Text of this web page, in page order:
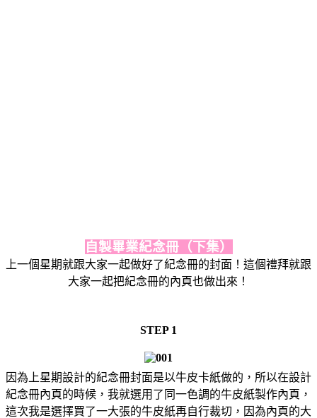
自製畢業紀念冊（下集）
上一個星期就跟大家一起做好了紀念冊的封面！這個禮拜就跟
大家一起把紀念冊的內頁也做出來！
STEP 1
因為上星期設計的紀念冊封面是以牛皮卡紙做的，所以在設計
紀念冊內頁的時候，我就選用了同一色調的牛皮紙製作內頁，
這次我是選擇買了一大張的牛皮紙再自行裁切，因為內頁的大